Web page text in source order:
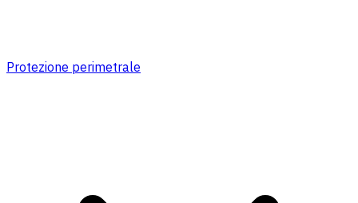
Protezione perimetrale